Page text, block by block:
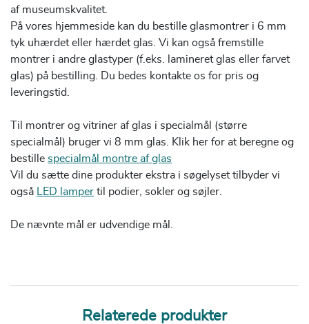
af museumskvalitet.
På vores hjemmeside kan du bestille glasmontrer i 6 mm
tyk uhærdet eller hærdet glas. Vi kan også fremstille
montrer i andre glastyper (f.eks. lamineret glas eller farvet
glas) på bestilling. Du bedes kontakte os for pris og
leveringstid.
Til montrer og vitriner af glas i specialmål (større
specialmål) bruger vi 8 mm glas. Klik her for at beregne og
bestille specialmål montre af glas
Vil du sætte dine produkter ekstra i søgelyset tilbyder vi
også
LED lamper til podier, sokler og søjler.
De nævnte mål er udvendige mål.
Relaterede produkter